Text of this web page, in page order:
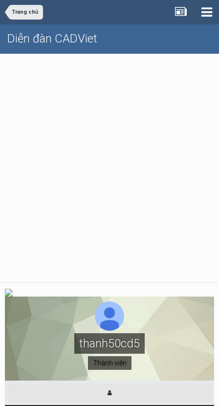
Trang chủ
Diễn đàn CADViet
thanh50cd5
Thành viên